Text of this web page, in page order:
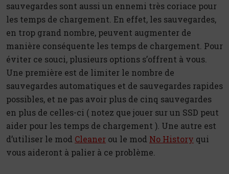
sauvegardes sont aussi un ennemi très coriace pour
les temps de chargement. En effet, les sauvegardes,
en trop grand nombre, peuvent augmenter de
manière conséquente les temps de chargement. Pour
éviter ce souci, plusieurs options s’offrent à vous.
Une première est de limiter le nombre de
sauvegardes automatiques et de sauvegardes rapides
possibles, et ne pas avoir plus de cinq sauvegardes
en plus de celles-ci ( notez que jouer sur un SSD peut
aider pour les temps de chargement ). Une autre est
d’utiliser le mod Cleaner ou le mod No History qui
vous aideront à palier à ce problème.